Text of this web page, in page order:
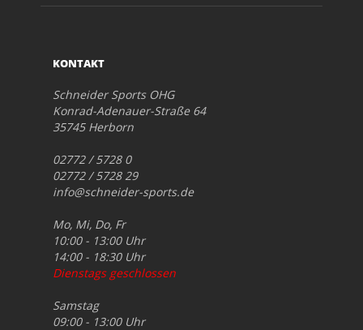
KONTAKT
Schneider Sports OHG
Konrad-Adenauer-Straße 64
35745 Herborn
02772 / 5728 0
02772 / 5728 29
info@schneider-sports.de
Mo, Mi, Do, Fr
10:00 - 13:00 Uhr
14:00 - 18:30 Uhr
Dienstags geschlossen
Samstag
09:00 - 13:00 Uhr